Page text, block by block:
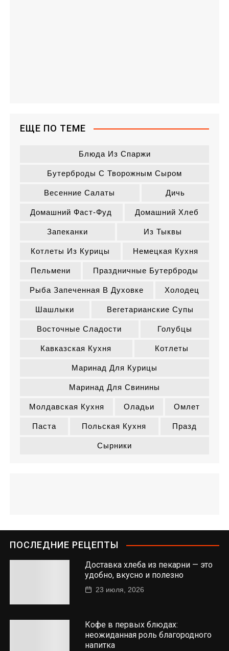
ЕЩЕ ПО ТЕМЕ
Блюда Из Спаржи
Бутерброды С Творожным Сыром
Весенние Салаты Дичь
Домашний Фаст-Фуд Домашний Хлеб
Запеканки Из Тыквы
Котлеты Из Курицы Немецкая Кухня
Пельмени Праздничные Бутерброды
Рыба Запеченная В Духовке Холодец
Шашлыки Вегетарианские Супы
Восточные Сладости Голубцы
Кавказская Кухня Котлеты
Маринад Для Курицы
Маринад Для Свинины
Молдавская Кухня Оладьи Омлет
Паста Польская Кухня Празд
Сырники
ПОСЛЕДНИЕ РЕЦЕПТЫ
Доставка хлеба из пекарни — это
удобно, вкусно и полезно
23 июля, 2026
Кофе в первых блюдах:
неожиданная роль благородного
напитка